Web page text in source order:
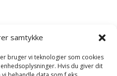
samtykke
bruger vi teknologier som cookies
Hvis du giver dit